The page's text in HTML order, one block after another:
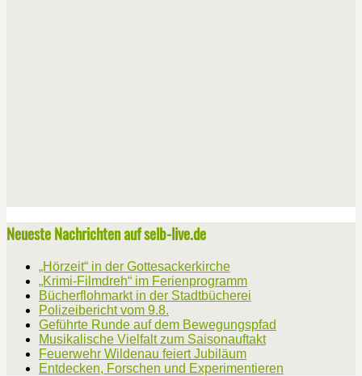
Neueste Nachrichten auf selb-live.de
„Hörzeit“ in der Gottesackerkirche
„Krimi-Filmdreh“ im Ferienprogramm
Bücherflohmarkt in der Stadtbücherei
Polizeibericht vom 9.8.
Geführte Runde auf dem Bewegungspfad
Musikalische Vielfalt zum Saisonauftakt
Feuerwehr Wildenau feiert Jubiläum
Entdecken, Forschen und Experimentieren